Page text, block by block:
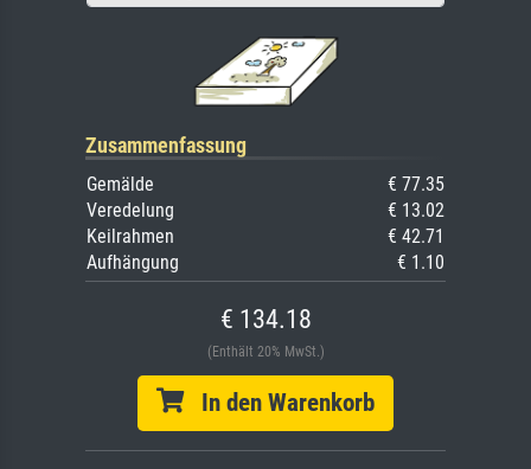
Zusammenfassung
Gemälde
€ 77.35
Veredelung
€ 13.02
Keilrahmen
€ 42.71
Aufhängung
€ 1.10
€ 134.18
(Enthält 20% MwSt.)
In den Warenkorb